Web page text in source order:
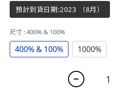
預計到貨日期:2023 （8月）
尺寸 : 400% & 100%
400% & 100% 1000%